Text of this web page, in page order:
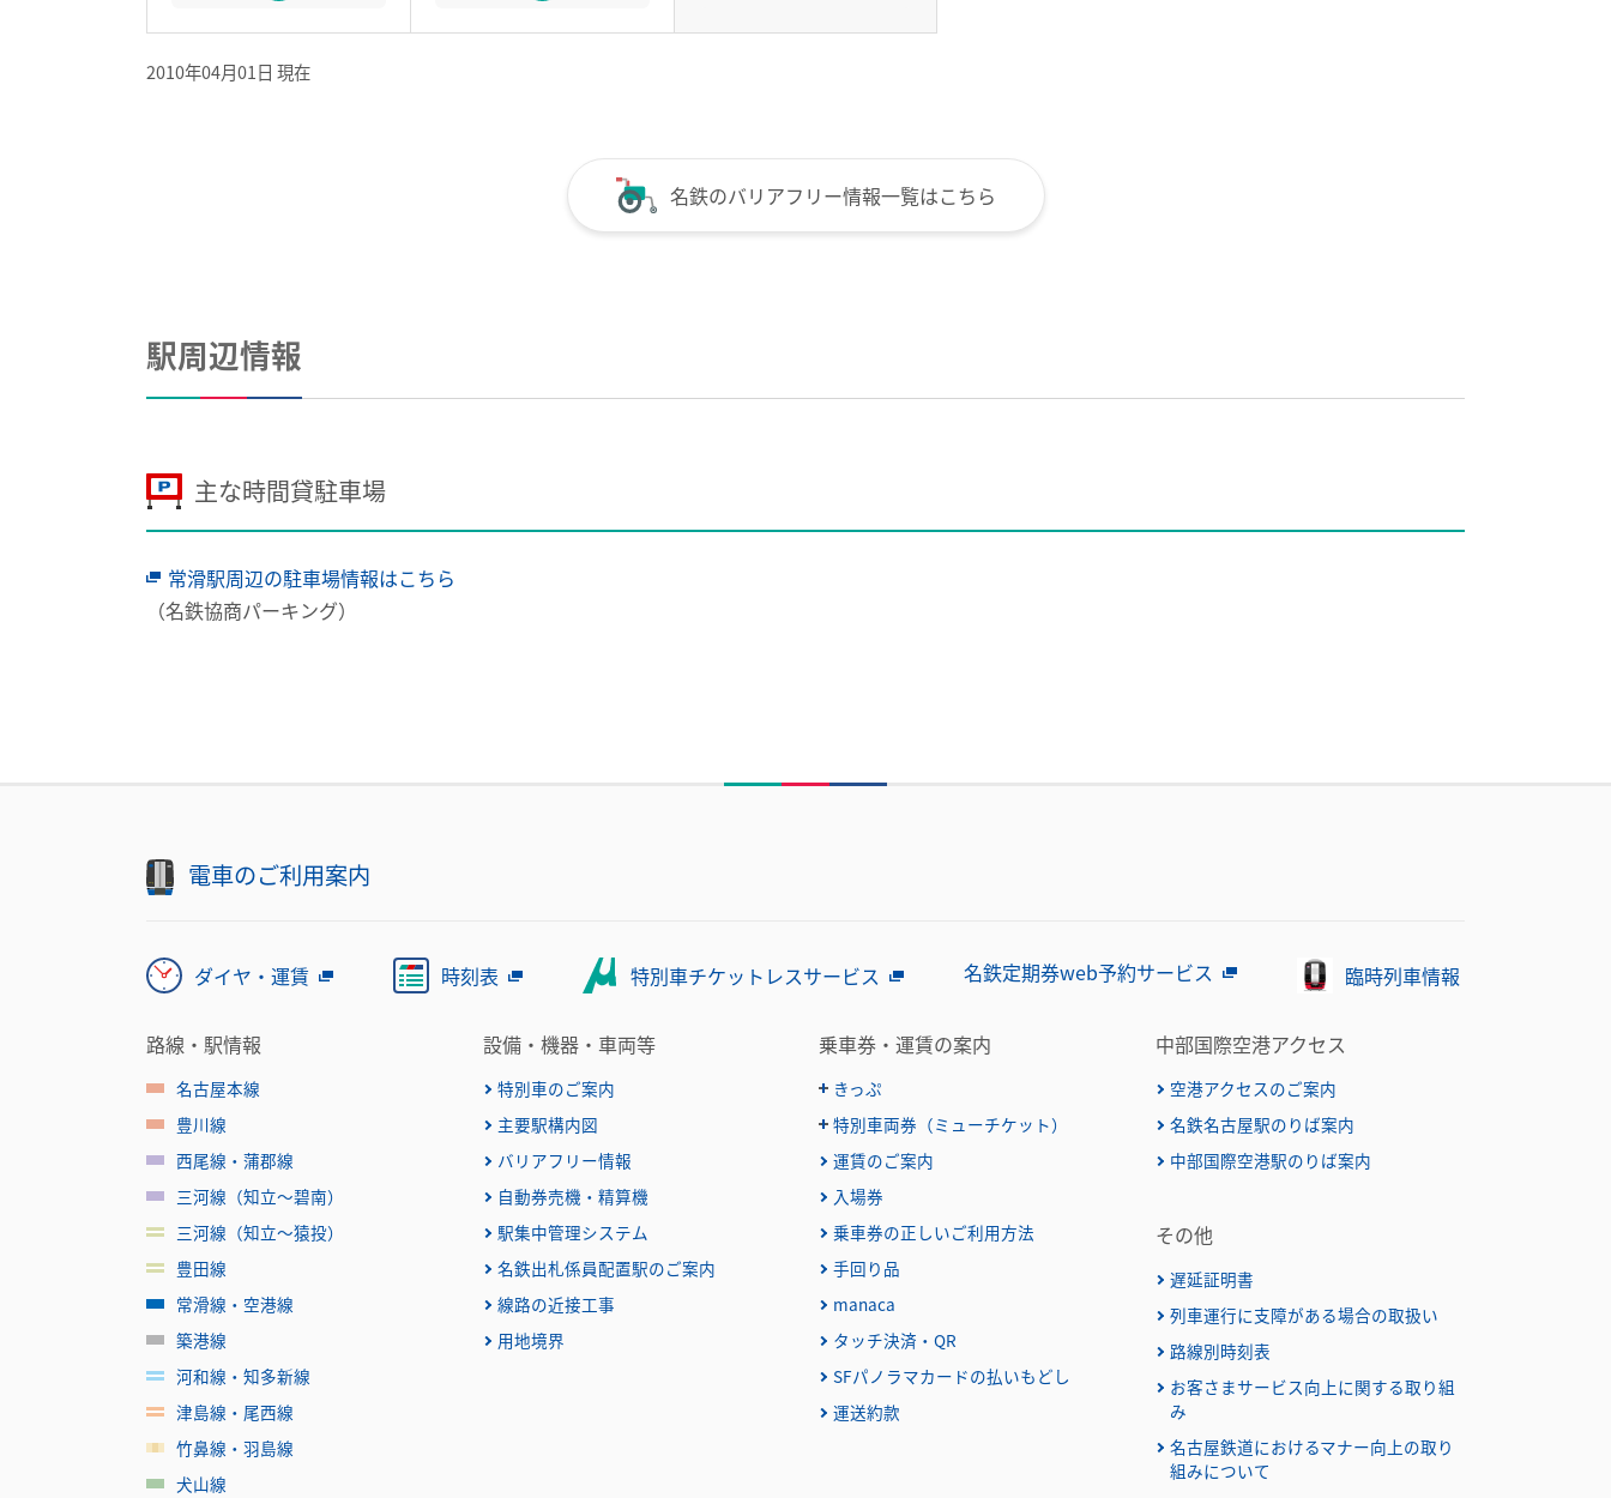
2010年04月01日 現在
名鉄のバリアフリー情報一覧はこちら
駅周辺情報
主な時間貸駐車場
常滑駅周辺の駐車場情報はこちら
（名鉄協商パーキング）
電車のご利用案内
ダイヤ・運賃 時刻表 特別車チケットレスサービス 名鉄定期券web予約サービス 臨時列車情報
路線・駅情報
名古屋本線
豊川線
西尾線・蒲郡線
三河線（知立～碧南）
三河線（知立～猿投）
豊田線
常滑線・空港線
築港線
河和線・知多新線
津島線・尾西線
竹鼻線・羽島線
犬山線
設備・機器・車両等
特別車のご案内
主要駅構内図
バリアフリー情報
自動券売機・精算機
駅集中管理システム
名鉄出札係員配置駅のご案内
線路の近接工事
用地境界
乗車券・運賃の案内
きっぷ
おとなとこども
普通乗車券
特殊割引回数券
名鉄定期券web予約サービス
団体乗車券
障害者割引および学生割引
きっぷの変更・交換
きっぷをなくした場合
きっぷの払いもどし
特別車両券（ミューチケット）
特別車両券（ミューチケット）
乗継ミューチケット
特別車両券の払いもどし
運賃のご案内
入場券
乗車券の正しいご利用方法
手回り品
manaca
タッチ決済・QR
SFパノラマカードの払いもどし
運送約款
中部国際空港アクセス
空港アクセスのご案内
名鉄名古屋駅のりば案内
中部国際空港駅のりば案内
その他
遅延証明書
列車運行に支障がある場合の取扱い
路線別時刻表
お客さまサービス向上に関する取り組
み
名古屋鉄道におけるマナー向上の取り
組みについて